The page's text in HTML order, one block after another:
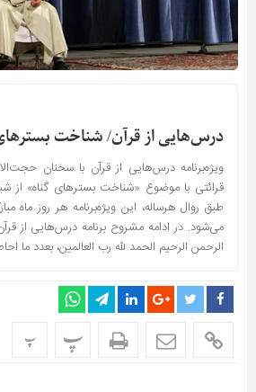
درس‌هایی از قرآن/ شناخت
ویژه‌برنامه درس‌هایی از قرآن با سخنان
قرائتی با موضوع «شناخت بسترهای گناه»
طبق روال هرساله، این ویژه‌برنامه هر روز
می‌شود. در ادامه مشروح برنامه درس‌هایی از
الرحمن الرحیم الحمد لله رب العالمین، بعدد ما
پ پ